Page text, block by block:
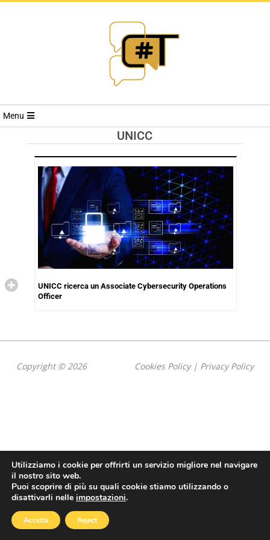
RIVISTA
TRENDS
Menu
UNICC
UNICC ricerca un Associate Cybersecurity Operations
Officer
Copyright © 2026 Cookies Policy| Privacy Policy
Utilizziamo i cookie per offrirti un servizio migliore nel navigare
il nostro sito web.
Puoi scoprire di più su quali cookie stiamo utilizzando o
disattivarli nelle impostazioni.
Accetta Reject